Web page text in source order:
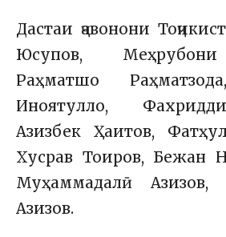
Дастаи ҷавонони
Юсупов,
Раҳматшо
Иноятулло,
Азизбек Ҳаитов,
Хусрав Тоиров, Бежан
Муҳаммадалӣ Азизов,
Азизов.